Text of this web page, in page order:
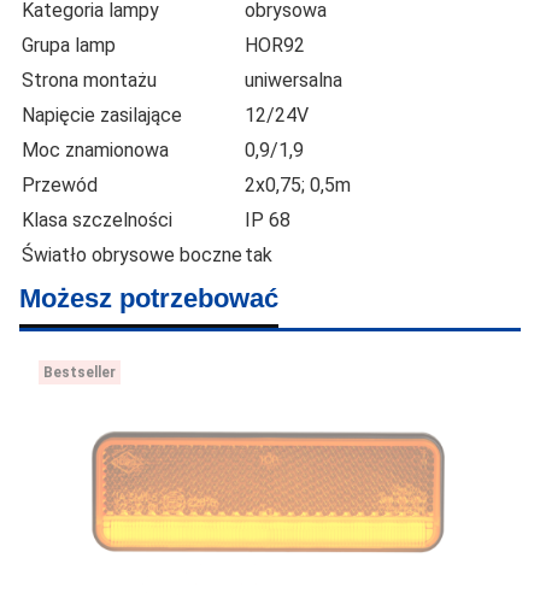
Kategoria lampy
obrysowa
Grupa lamp
HOR92
Strona montażu
uniwersalna
Napięcie zasilające
12/24V
Moc znamionowa
0,9/1,9
Przewód
2x0,75; 0,5m
Klasa szczelności
IP 68
Światło obrysowe boczne tak
Możesz potrzebować
Bestseller